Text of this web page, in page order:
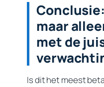
maar
met de
Is dit het meest